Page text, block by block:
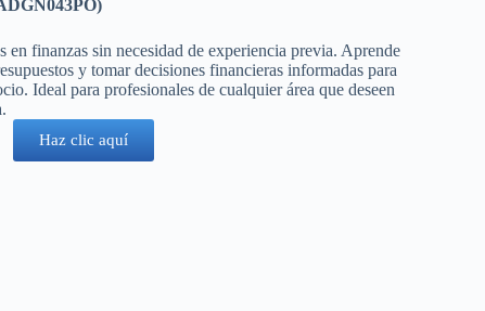
en finanzas sin necesidad de experiencia previa. Aprende
y tomar decisiones financieras informadas para
Ideal para profesionales de cualquier área que deseen
Haz clic aquí